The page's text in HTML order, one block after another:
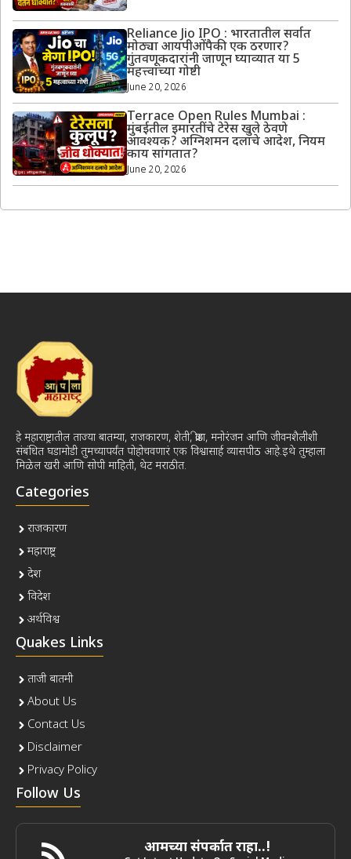
Reliance Jio IPO : भारतातील सर्वात
मोठ्या आयपीओंपैकी एक ठरणार?
गुंतवणूकदारांनी जाणून घ्याव्यात या 5
महत्त्वाच्या गोष्टी
June 20, 2026
Terrace Open Rules Mumbai :
मुंबईतील इमारतींचे टेरेस खुले ठेवणे
आवश्यक? अग्निशमन दलाचे आदेश, नियम
काय सांगतात?
June 20, 2026
हे महाराष्ट्रातील ताज्या बातम्या, राजकारण, शेती, क्रीडा, मनोरंजन आणि जीवनशैलीशी
संबंधित घडामोडी तुमच्यापर्यंत पोहोचवणारं एक विश्वासार्ह व्यासपीठ आहे.इथे तुम्हाला
मिळेल खरी आणि सोपी माहिती, थेट मराठीत.
Categories
राजकारण
महाराष्ट्र
देश
विदेश
अर्थविश्व
Quakes Links
ताजी बातमी
About Us
Contact Us
Disclaimer
Privacy Policy
Follow Us
आमच्या संपर्कात राहा..!